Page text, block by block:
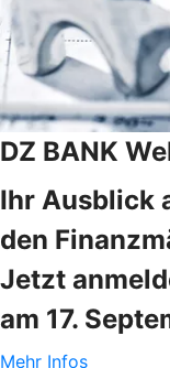
DZ BANK
Ihr Ausblick
den
Jetzt
am 17.
Mehr Infos